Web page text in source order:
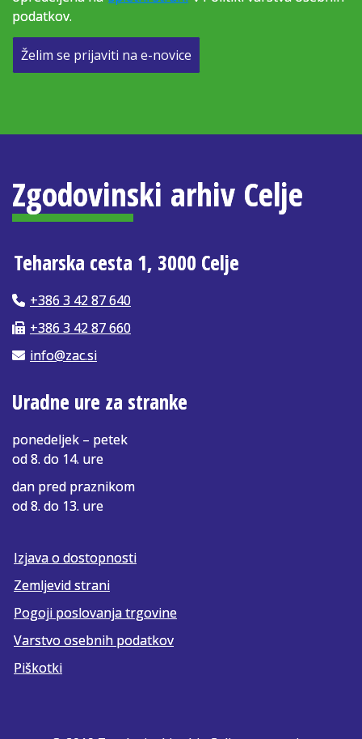
podatkov.
Želim se prijaviti na e-novice
Zgodovinski arhiv Celje
Teharska cesta 1, 3000 Celje
+386 3 42 87 640
+386 3 42 87 660
info@zac.si
Uradne ure za stranke
ponedeljek – petek
od 8. do 14. ure
dan pred praznikom
od 8. do 13. ure
Izjava o dostopnosti
Zemljevid strani
Pogoji poslovanja trgovine
Varstvo osebnih podatkov
Piškotki